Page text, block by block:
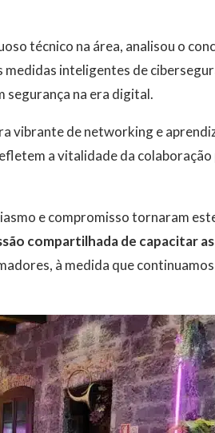
técnico na área, analisou o
inteligentes de
na era digital.
vibrante de networking e
a vitalidade da
e compromisso tornaram
compartilhada de capacitar
à medida que